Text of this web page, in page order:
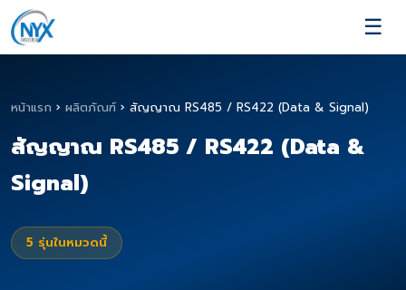
☰
หน้าแรก › ผลิตภัณฑ์ › สัญญาณ RS485 / RS422 (Data & Signal)
สัญญาณ RS485 / RS422 (Data &
Signal)
5 รุ่นในหมวดนี้